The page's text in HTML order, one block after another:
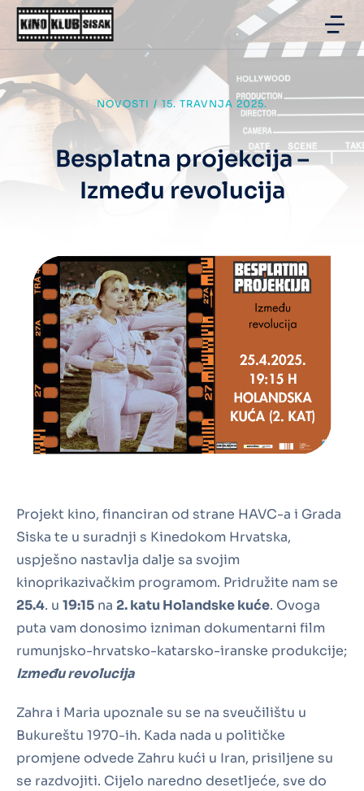
NOVOSTI / 15. TRAVNJA 2025.
Besplatna projekcija –
Između revolucija
Projekt kino, financiran od strane HAVC-a i Grada
Siska te u suradnji s Kinedokom Hrvatska,
uspješno nastavlja dalje sa svojim
kinoprikazivačkim programom. Pridružite nam se
25.4. u 19:15 na 2. katu Holandske kuće. Ovoga
puta vam donosimo izniman dokumentarni film
rumunjsko-hrvatsko-katarsko-iranske produkcije;
Između revolucija
Zahra i Maria upoznale su se na sveučilištu u
Bukureštu 1970-ih. Kada nada u političke
promjene odvede Zahru kući u Iran, prisiljene su
se razdvojiti. Cijelo naredno desetljeće, sve do